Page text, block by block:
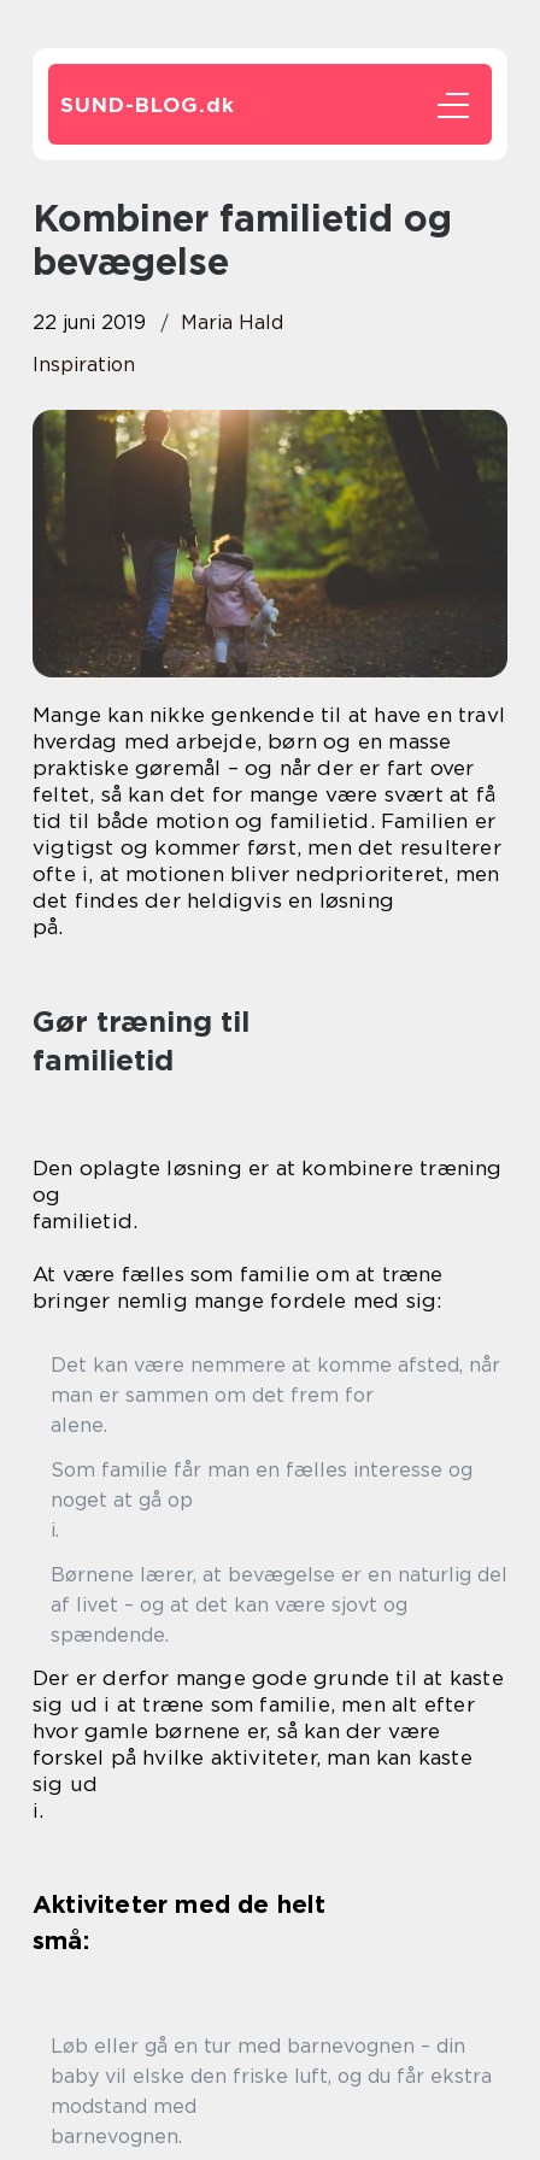
SUND-BLOG.dk
Kombiner familietid og
bevægelse
22 juni 2019
Maria Hald
Inspiration
Mange kan nikke genkende til at have en travl
hverdag med arbejde, børn og en masse
praktiske gøremål – og når der er fart over
feltet, så kan det for mange være svært at få
tid til både motion og familietid. Familien er
vigtigst og kommer først, men det resulterer
ofte i, at motionen bliver nedprioriteret, men
det findes der heldigvis en løsning
på.
Gør træning til
familietid
Den oplagte løsning er at kombinere træning
og
familietid.
At være fælles som familie om at træne
bringer nemlig mange fordele med sig:
Det kan være nemmere at komme afsted, når
man er sammen om det frem for
Som familie får man en fælles interesse og
noget at gå op
i.
Børnene lærer, at bevægelse er en naturlig del
af livet – og at det kan være sjovt og
Der er derfor mange gode grunde til at kaste
sig ud i at træne som familie, men alt efter
hvor gamle børnene er, så kan der være
forskel på hvilke aktiviteter, man kan kaste
sig ud
i.
Aktiviteter med de helt
små:
Løb eller gå en tur med barnevognen – din
baby vil elske den friske luft, og du får ekstra
modstand med